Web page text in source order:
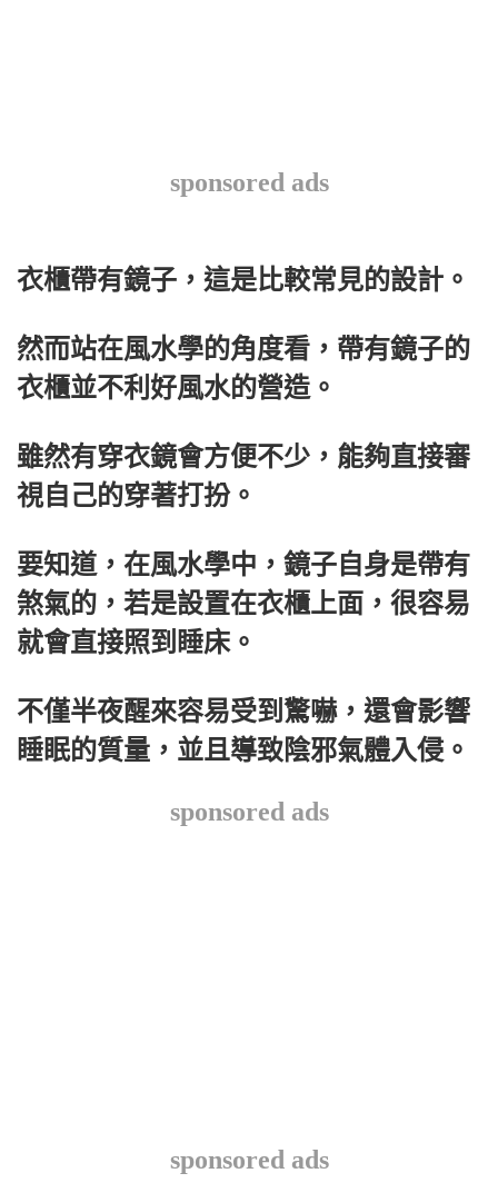
sponsored ads
衣櫃帶有鏡子，這是比較常見的設計。
然而站在風水學的角度看，帶有鏡子的
衣櫃並不利好風水的營造。
雖然有穿衣鏡會方便不少，能夠直接審
視自己的穿著打扮。
要知道，在風水學中，鏡子自身是帶有
煞氣的，若是設置在衣櫃上面，很容易
就會直接照到睡床。
不僅半夜醒來容易受到驚嚇，還會影響
睡眠的質量，並且導致陰邪氣體入侵。
sponsored ads
sponsored ads